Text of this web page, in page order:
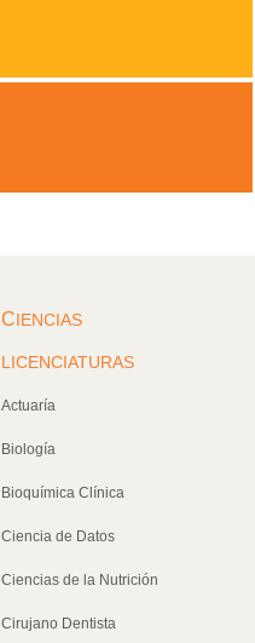
CIENCIAS
LICENCIATURAS
Actuaría
Biología
Bioquímica Clínica
Ciencia de Datos
Ciencias de la Nutrición
Cirujano Dentista